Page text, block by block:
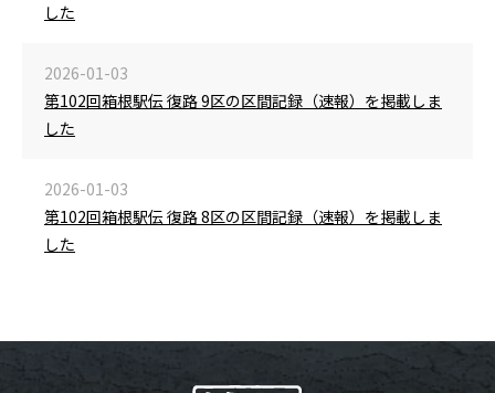
した
2026-01-03
第102回箱根駅伝 復路 9区の区間記録（速報）を掲載しま
した
2026-01-03
第102回箱根駅伝 復路 8区の区間記録（速報）を掲載しま
した